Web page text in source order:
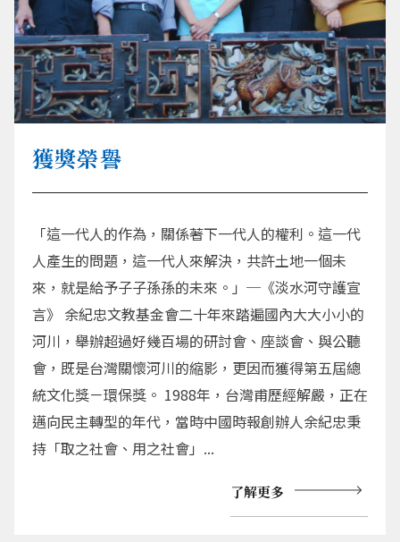
獲獎榮譽
「這一代人的作為，關係著下一代人的權利。這一代
人產生的問題，這一代人來解決，共許土地一個未
來，就是給予子子孫孫的未來。」─《淡水河守護宣
言》 余紀忠文教基金會二十年來踏遍國內大大小小的
河川，舉辦超過好幾百場的研討會、座談會、與公聽
會，既是台灣關懷河川的縮影，更因而獲得第五屆總
統文化獎－環保獎。 1988年，台灣甫歷經解嚴，正在
邁向民主轉型的年代，當時中國時報創辦人余紀忠秉
持「取之社會、用之社會」...
了解更多